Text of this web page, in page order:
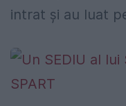
intrat și au luat